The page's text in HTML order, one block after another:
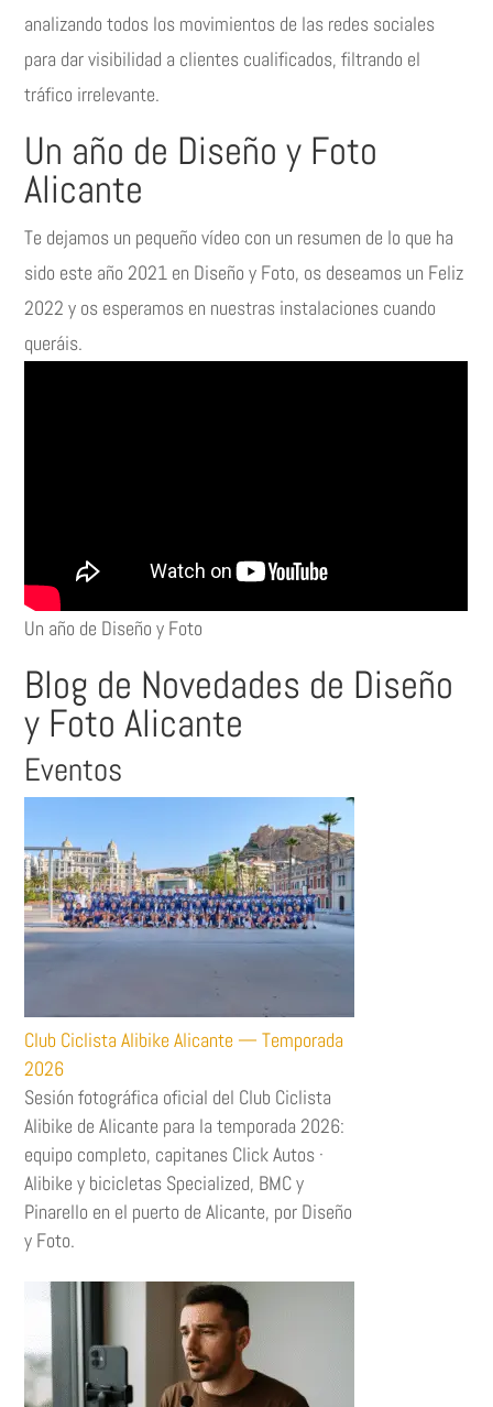
analizando todos los movimientos de las redes sociales
para dar visibilidad a clientes cualificados, filtrando el
tráfico irrelevante.
Un año de Diseño y Foto
Alicante
Te dejamos un pequeño vídeo con un resumen de lo que ha
sido este año 2021 en Diseño y Foto, os deseamos un Feliz
2022 y os esperamos en nuestras instalaciones cuando
queráis.
Un año de Diseño y Foto
Blog de Novedades de Diseño
y Foto Alicante
Eventos
Club Ciclista Alibike Alicante — Temporada
2026
Sesión fotográfica oficial del Club Ciclista
Alibike de Alicante para la temporada 2026:
equipo completo, capitanes Click Autos ·
Alibike y bicicletas Specialized, BMC y
Pinarello en el puerto de Alicante, por Diseño
y Foto.